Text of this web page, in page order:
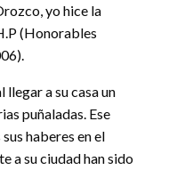
yo hice la
(Honorables
llegar a su casa un
puñaladas. Ese
haberes en el
a su ciudad han sido